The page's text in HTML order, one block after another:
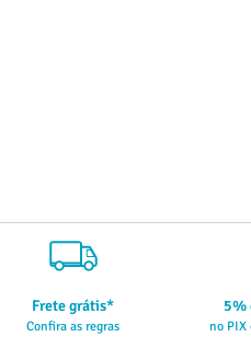
Frete grátis*
Confira as regras
5%
no PIX